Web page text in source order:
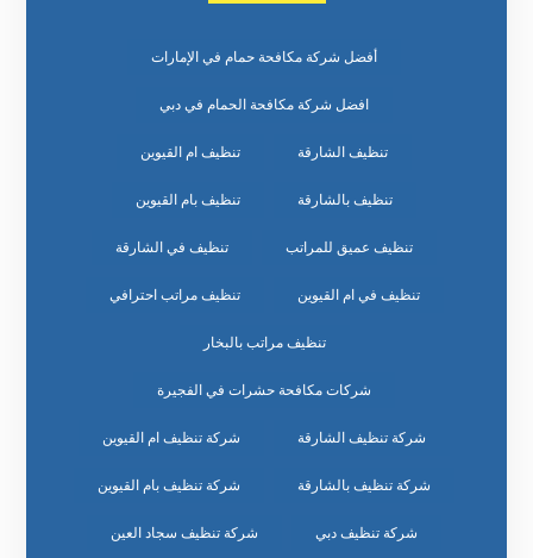
أفضل شركة مكافحة حمام في الإمارات
افضل شركة مكافحة الحمام في دبي
تنظيف الشارقة تنظيف ام القيوين
تنظيف بالشارقة تنظيف بام القيوين
تنظيف عميق للمراتب تنظيف في الشارقة
تنظيف في ام القيوين تنظيف مراتب احترافي
تنظيف مراتب بالبخار
شركات مكافحة حشرات في الفجيرة
شركة تنظيف الشارقة شركة تنظيف ام القيوين
شركة تنظيف بالشارقة شركة تنظيف بام القيوين
شركة تنظيف دبي شركة تنظيف سجاد العين